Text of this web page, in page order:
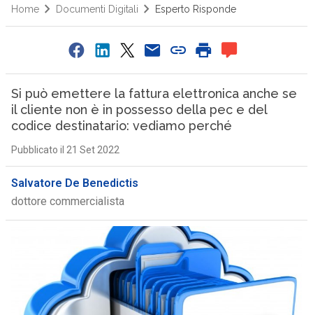
Home Documenti Digitali Esperto Risponde
Si può emettere la fattura elettronica anche se
il cliente non è in possesso della pec e del
codice destinatario: vediamo perché
Pubblicato il 21 Set 2022
Salvatore De Benedictis
dottore commercialista